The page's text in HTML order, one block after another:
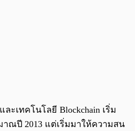
ะเทคโนโลยี Blockchain เริ่ม
ณปี 2013 แต่เริ่มมาให้ความสน